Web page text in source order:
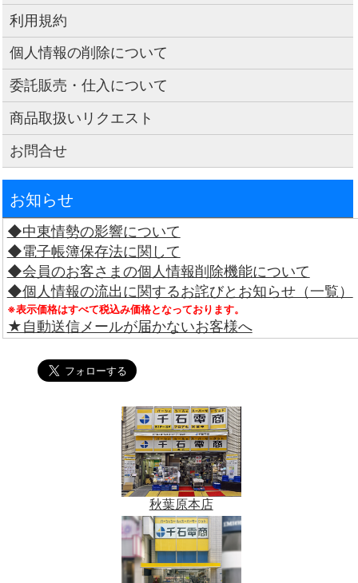
利用規約
個人情報の削除について
委託販売・仕入について
商品取扱いリクエスト
お問合せ
お知らせ
◆中東情勢の影響について
◆電子帳簿保存法に関して
◆会員のお客さまの個人情報削除機能について
◆個人情報の流出に関するお詫びとお知らせ（一覧）
※表示価格はすべて税込み価格となっております。
★自動送信メールが届かないお客様へ
秋葉原本店